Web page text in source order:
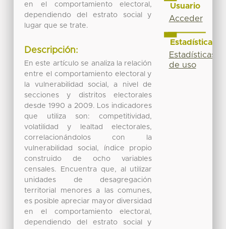
en el comportamiento electoral,
dependiendo del estrato social y
lugar que se trate.
Descripción:
En este artículo se analiza la relación
entre el comportamiento electoral y
la vulnerabilidad social, a nivel de
secciones y distritos electorales
desde 1990 a 2009. Los indicadores
que utiliza son: competitividad,
volatilidad y lealtad electorales,
correlacionándolos con la
vulnerabilidad social, índice propio
construido de ocho variables
censales. Encuentra que, al utilizar
unidades de desagregación
territorial menores a las comunes,
es posible apreciar mayor diversidad
en el comportamiento electoral,
dependiendo del estrato social y
Usuario
Acceder
Estadísticas
Estadísticas
de uso